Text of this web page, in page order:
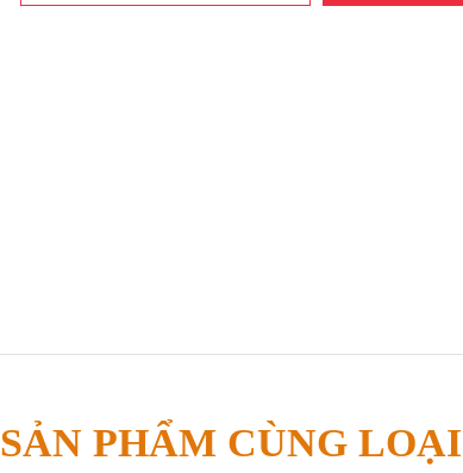
SẢN PHẨM CÙNG LOẠI